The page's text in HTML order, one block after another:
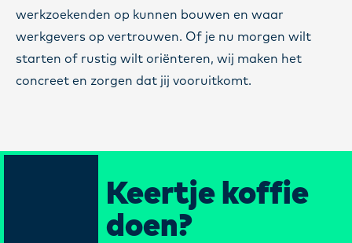
werkzoekenden op kunnen bouwen en waar
werkgevers op vertrouwen. Of je nu morgen wilt
starten of rustig wilt oriënteren, wij maken het
concreet en zorgen dat jij vooruitkomt.
Keertje koffie
doen?